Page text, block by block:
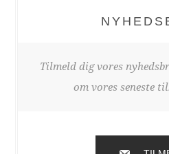
Tilmeld dig vores
om vores seneste